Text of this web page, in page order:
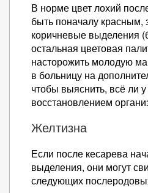
В норме цвет лохий
быть поначалу красным,
коричневые выделения
остальная цветовая
насторожить молодую
в больницу на
чтобы выяснить, всё ли
восстановлением
Желтизна
Если после кесарева
выделения, они могут
следующих